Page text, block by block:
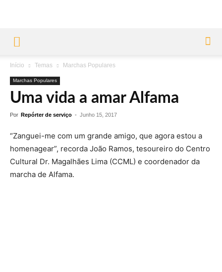
Início Temas Marchas Populares
Marchas Populares
Uma vida a amar Alfama
Por Repórter de serviço - Junho 15, 2017
“Zanguei-me com um grande amigo, que agora estou a
homenagear”, recorda João Ramos, tesoureiro do Centro
Cultural Dr. Magalhães Lima (CCML) e coordenador da
marcha de Alfama.